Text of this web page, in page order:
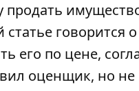
продать
статье
его по цене,
оценщик, но